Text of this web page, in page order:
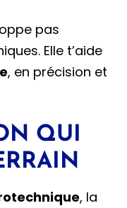
pas
Elle t’aide
, en précision et
QUI
, la